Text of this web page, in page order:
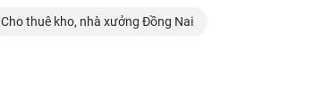
Cho thuê kho, nhà xưởng Đồng Nai